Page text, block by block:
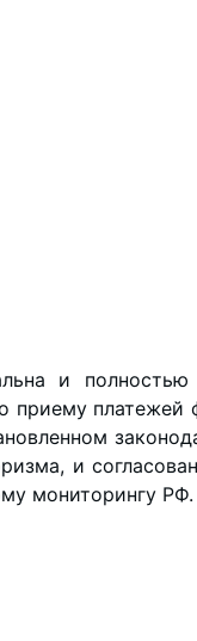
и
и
мониторингу РФ.